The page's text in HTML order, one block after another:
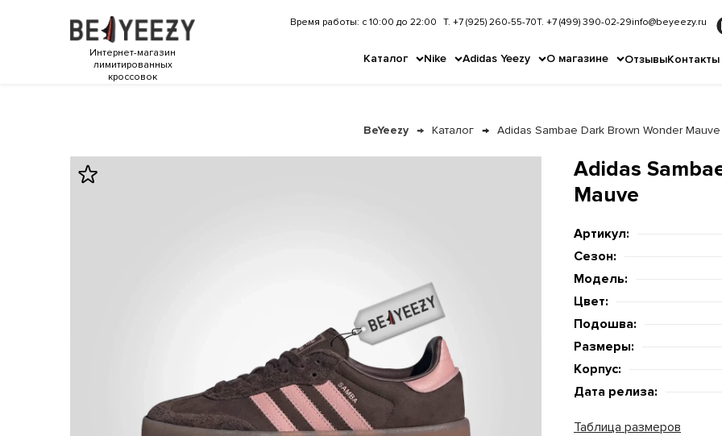
Интернет-магазин
лимитированных
кроссовок
Каталог Nike Adidas Yeezy О магазине ОтзывыКонтакты
Время работы: с 10:00 до 22:00 Т. +7 (925) 260-55-70Т. +7 (499) 390-02-29info@beyeezy.ru
BeYeezy Каталог Adidas Sambae Dark Brown Wonder Mauve
Adidas
Mauve
Артикул:
Сезон:
Модель:
Цвет:
Подошва:
Размеры:
Корпус:
Дата релиза:
Таблица размеров